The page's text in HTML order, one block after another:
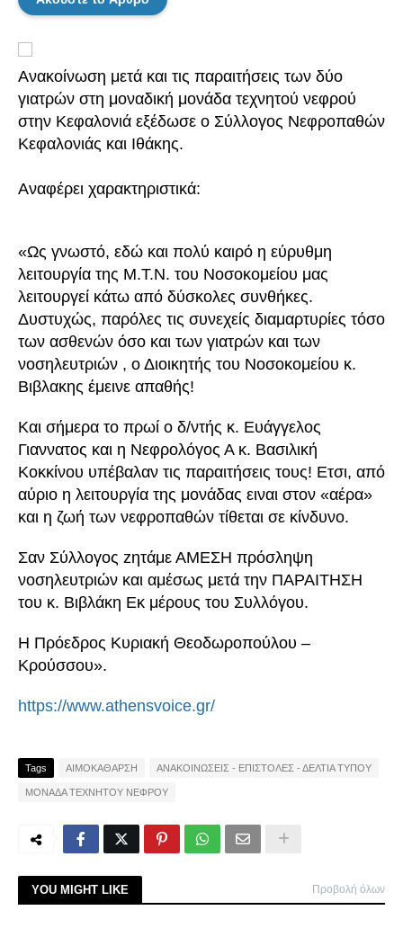
Ανακοίνωση μετά και τις παραιτήσεις των δύο
γιατρών στη μοναδική μονάδα τεχνητού νεφρού
στην Κεφαλονιά εξέδωσε ο Σύλλογος Νεφροπαθών
Κεφαλονιάς και Ιθάκης.
Αναφέρει χαρακτηριστικά:
«Ως γνωστό, εδώ και πολύ καιρό η εύρυθμη
λειτουργία της Μ.Τ.Ν. του Νοσοκομείου μας
λειτουργεί κάτω από δύσκολες συνθήκες.
Δυστυχώς, παρόλες τις συνεχείς διαμαρτυρίες τόσο
των ασθενών όσο και των γιατρών και των
νοσηλευτριών , ο Διοικητής του Νοσοκομείου κ.
Βιβλακης έμεινε απαθής!
Και σήμερα το πρωί ο δ/ντής κ. Ευάγγελος
Γιαννατος και η Νεφρολόγος Α κ. Βασιλική
Κοκκίνου υπέβαλαν τις παραιτήσεις τους! Ετσι, από
αύριο η λειτουργία της μονάδας ειναι στον «αέρα»
και η ζωή των νεφροπαθών τίθεται σε κίνδυνο.
Σαν Σύλλογος zητάμε ΑΜΕΣΗ πρόσληψη
νοσηλευτριών και αμέσως μετά την ΠΑΡΑΙΤΗΣΗ
του κ. Βιβλάκη Εκ μέρους του Συλλόγου.
Η Πρόεδρος Κυριακή Θεοδωροπούλου –
Κρούσσου».
https://www.athensvoice.gr/
Tags ΑΙΜΟΚΑΘΑΡΣΗ ΑΝΑΚΟΙΝΩΣΕΙΣ - ΕΠΙΣΤΟΛΕΣ - ΔΕΛΤΙΑ ΤΥΠΟΥ
ΜΟΝΑΔΑ ΤΕΧΝΗΤΟΥ ΝΕΦΡΟΥ
YOU MIGHT LIKE Προβολή όλων